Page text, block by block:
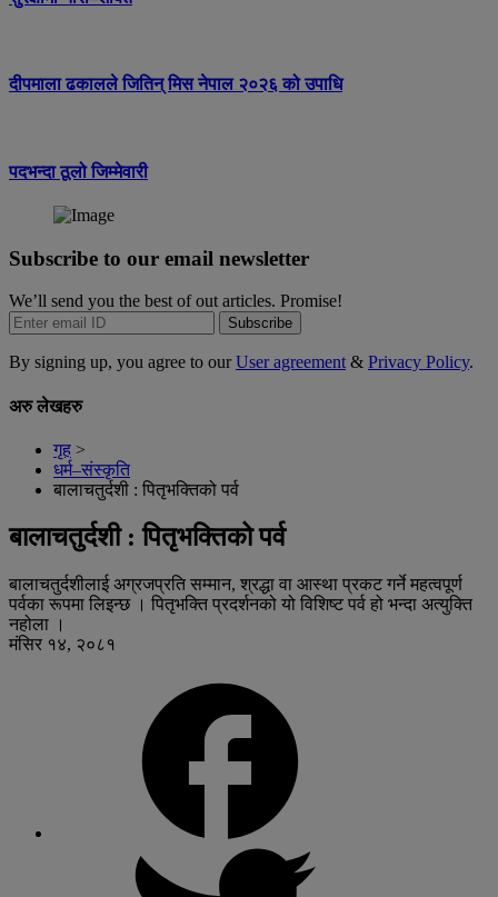
दीपमाला ढकालले जितिन् मिस नेपाल २०२६ को उपाधि
पदभन्दा ठूलो जिम्मेवारी
Subscribe to our email newsletter
We’ll send you the best of out articles. Promise!
Subscribe
By signing up, you agree to ourUser agreement& Privacy Policy.
अरु लेखहरु
गृह >
धर्म–संस्कृति
बालाचतुर्दशी : पितृभक्तिको पर्व
बालाचतुर्दशी : पितृभक्तिको पर्व
बालाचतुर्दशीलाई अग्रजप्रति सम्मान, श्रद्धा वा आस्था प्रकट गर्ने महत्वपूर्ण
पर्वका रूपमा लिइन्छ । पितृभक्ति प्रदर्शनको यो विशिष्ट पर्व हो भन्दा अत्युक्ति
नहोला ।
मंसिर १४, २०८१